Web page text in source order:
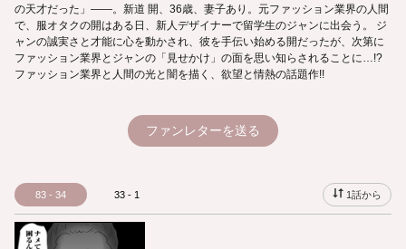
の天才だった」――。新道 開、36歳、妻子あり。元ファッション業界の人間
で、服オタクの開はある日、新人デザイナーで留学生のジャンに出会う。 ジ
ャンの誠実さと才能に心を動かされ、彼を手伝い始める開だったが、次第に
ファッション業界とジャンの「見せかけ」の面を思い知らされることに…!?
ファッション業界と人間の光と闇を描く、欲望と情熱の話題作!!
ファンレターを送る
83 - 34 33 - 1 1話から